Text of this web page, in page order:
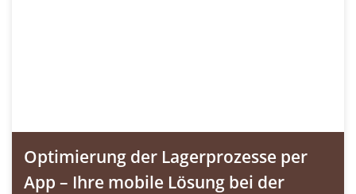
Optimierung der Lagerprozesse per
App – Ihre mobile Lösung bei der